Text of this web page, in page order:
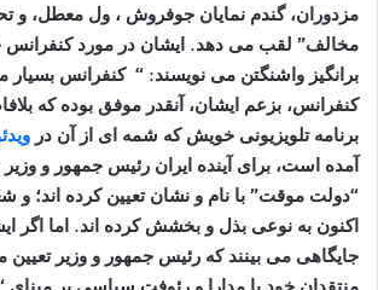
مزدوران، گندم نمایان جوفروش ، ول معطل، و
مخالف” لقب می دهد. ایشان در مورد
برانگیز واشنگتن می نویسند: “ کنفرانس بسیار
کنفرانس، بزعم ایشان، آنقدر موفق بوده که
برنامه تلویزیونی خویش که شمه ای از آن در
آمده است، برای آینده ایران رئیس جمهور و وزیر
“دولت موقت” با نام و نشان تعیین کرده اند؛ و
اکنون به نوعی بذل و بخشش کرده اند. اما اگر
جایگاهی می بینند که رئیس جمهور و وزیر تعیین